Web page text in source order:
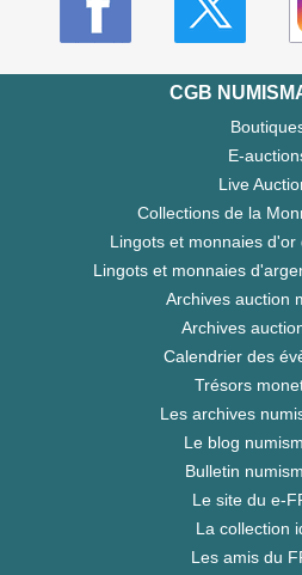
CGB
E-
Live
Collections de la
Lingots et monnaies d'or
Lingots et monnaies
Archives auction
Archives
Calendrier des
Trésors
Les archives
Le blog
Bulletin
Le site du e-
La collection
Les amis du